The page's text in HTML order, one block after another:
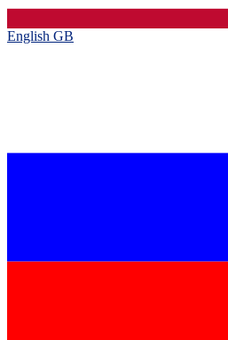
English GB‎